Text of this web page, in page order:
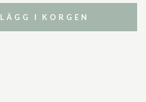
LÄGG I KORGEN